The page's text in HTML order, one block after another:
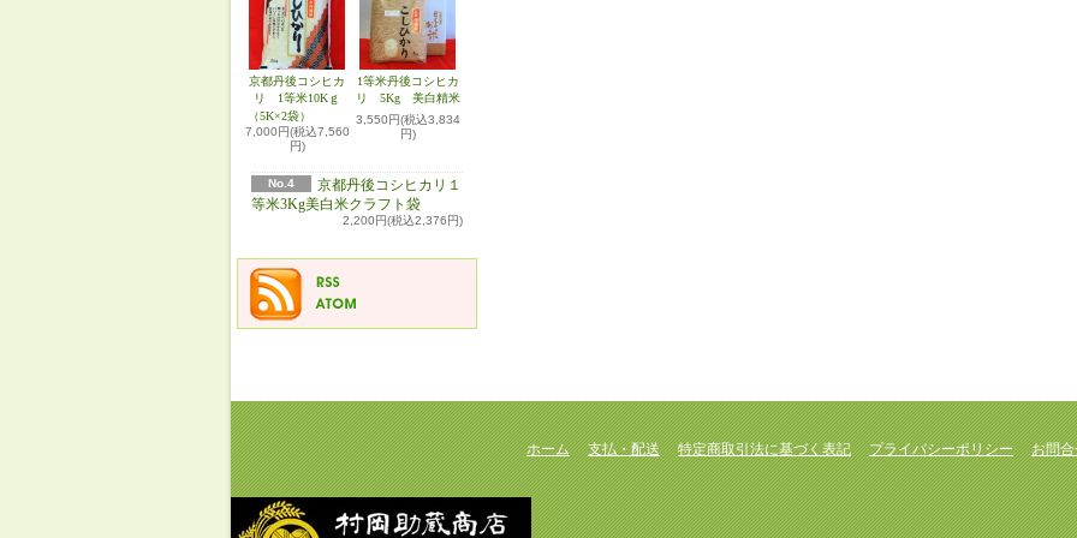
京都丹後コシヒカ
リ 1等米10Kｇ
（5K×2袋）
7,000円(税込7,560
円)
1等米丹後コシヒカ
リ 5Kg 美白精米
3,550円(税込3,834
円)
No.4
京都丹後コシヒカリ１
等米3Kg美白米クラフト袋
2,200円(税込2,376円)
ホーム 支払・配送 特定商取引法に基づく表記 プライバシーポリシー お問